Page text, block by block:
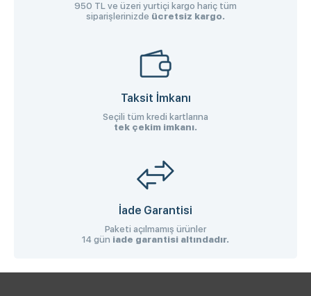
950 TL ve üzeri yurtiçi kargo hariç tüm
siparişlerinizde ücretsiz kargo.
Taksit İmkanı
Seçili tüm kredi kartlarına
tek çekim imkanı.
İade Garantisi
Paketi açılmamış ürünler
14 gün iade garantisi altındadır.